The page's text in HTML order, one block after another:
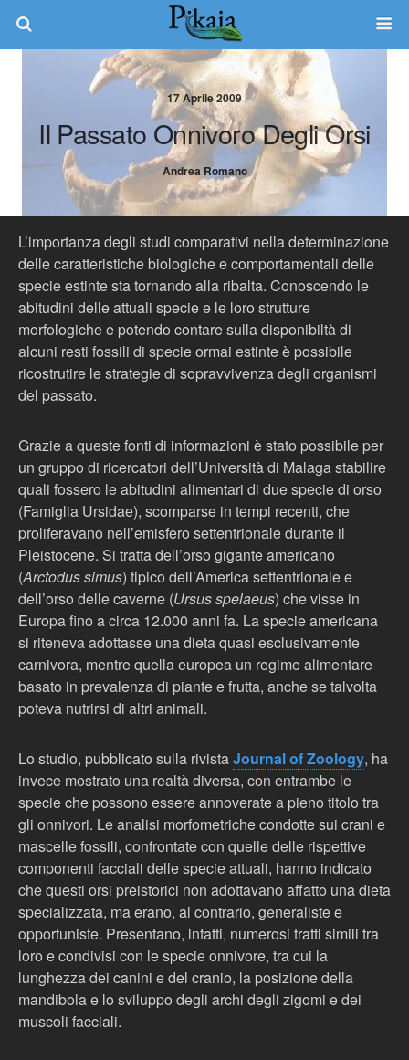
17 Aprile 2009
Il Passato Onnivoro Degli Orsi
Andrea Romano
L’importanza degli studi comparativi nella determinazione
delle caratteristiche biologiche e comportamentali delle
specie estinte sta tornando alla ribalta. Conoscendo le
abitudini delle attuali specie e le loro strutture
morfologiche e potendo contare sulla disponibiltà di
alcuni resti fossili di specie ormai estinte è possibile
ricostrutire le strategie di sopravvivenza degli organismi
del passato.
Grazie a queste fonti di informazioni è stato possibile per
un gruppo di ricercatori dell’Università di Malaga stabilire
quali fossero le abitudini alimentari di due specie di orso
(Famiglia Ursidae), scomparse in tempi recenti, che
proliferavano nell’emisfero settentrionale durante il
Pleistocene. Si tratta dell’orso gigante americano
(Arctodus simus) tipico dell’America settentrionale e
dell’orso delle caverne (Ursus spelaeus) che visse in
Europa fino a circa 12.000 anni fa. La specie americana
si riteneva adottasse una dieta quasi esclusivamente
carnivora, mentre quella europea un regime alimentare
basato in prevalenza di piante e frutta, anche se talvolta
poteva nutrirsi di altri animali.
Lo studio, pubblicato sulla rivistaJournal of Zoology, ha
invece mostrato una realtà diversa, con entrambe le
specie che possono essere annoverate a pieno titolo tra
gli onnivori. Le analisi morfometriche condotte sui crani e
mascelle fossili, confrontate con quelle delle rispettive
componenti facciali delle specie attuali, hanno indicato
che questi orsi preistorici non adottavano affatto una dieta
specializzata, ma erano, al contrario, generaliste e
opportuniste. Presentano, infatti, numerosi tratti simili tra
loro e condivisi con le specie onnivore, tra cui la
lunghezza dei canini e del cranio, la posizione della
mandibola e lo sviluppo degli archi degli zigomi e dei
muscoli facciali.